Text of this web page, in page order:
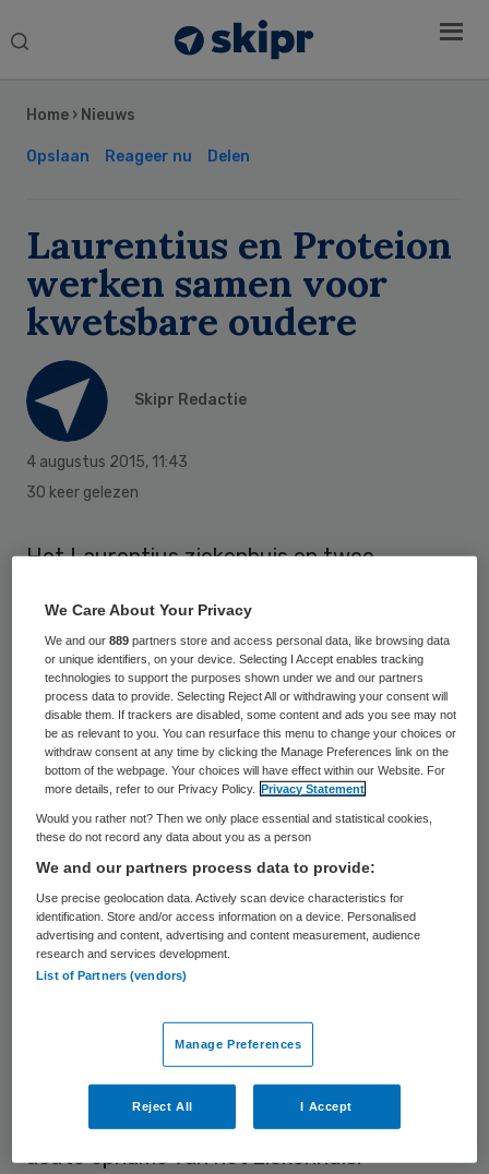
Search
Home › Nieuws
Opslaan Reageer nu Delen
Laurentius en Proteion
werken samen voor
kwetsbare oudere
Skipr Redactie
4 augustus 2015, 11:43
30 keer gelezen
Het Laurentius ziekenhuis en twee
starten een proef waarbij dementerende
ouderen die in het ziekenhuis moeten
worden opgenomen toch de bekende
gezichten uit het zorgcentrum om zich
heen hebben.
Wanneer dementerende bewoners van de
zorgcentra RCG en Roncalli worden
opgenomen in het ziekenhuis vanwege een
gebroken heup, draaien medewerkers van
de centra, vrijwilligers en familieleden 24
uur per dag mee in het ziekenhuis, schrijft
Ter voorbereiding op de samenwerking
hebben medewerkers van de zorgcentra
meegelopen op de afdelingen orthopedie en
acute opname van het ziekenhuis.
Sidebar
We Care About Your Privacy
We and our889 partners store and access personal data, like browsing data
or unique identifiers, on your device. Selecting I Accept enables tracking
technologies to support the purposes shown under we and our partners
process data to provide. Selecting Reject All or withdrawing your consent will
disable them. If trackers are disabled, some content and ads you see may not
be as relevant to you. You can resurface this menu to change your choices or
withdraw consent at any time by clicking the Manage Preferences link on the
bottom of the webpage. Your choices will have effect within our Website. For
more details, refer to our Privacy Policy.
Privacy Statement
Would you rather not? Then we only place essential and statistical cookies,
these do not record any data about you as a person
We and our partners process data to provide:
Use precise geolocation data. Actively scan device characteristics for
identification. Store and/or access information on a device. Personalised
advertising and content, advertising and content measurement, audience
research and services development.
List of Partners (vendors)
Manage Preferences
Reject All I Accept